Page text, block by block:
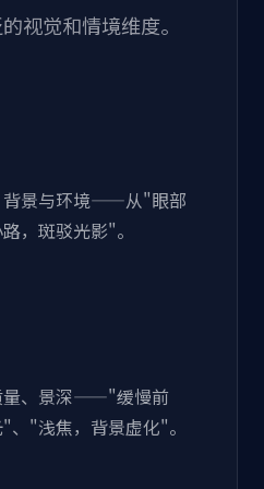
视觉和情境维度。
背景与环境——从"眼部
，斑驳光影"。
量、景深——"缓慢前
"浅焦，背景虚化"。